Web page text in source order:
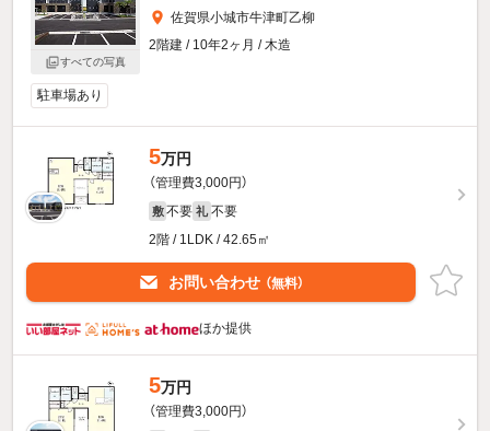
すべての写真
佐賀県小城市牛津町乙柳
2階建 / 10年2ヶ月 / 木造
駐車場あり
5万円
（管理費3,000円）
敷 不要 礼 不要
2階 / 1LDK / 42.65㎡
お問い合わせ （無料）
ほか提供
5万円
（管理費3,000円）